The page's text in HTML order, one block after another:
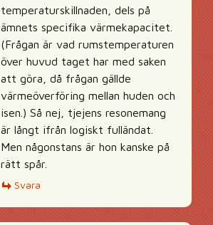
temperaturskillnaden, dels på
ämnets specifika värmekapacitet.
(Frågan är vad rumstemperaturen
över huvud taget har med saken
att göra, då frågan gällde
värmeöverföring mellan huden och
isen.) Så nej, tjejens resonemang
är långt ifrån logiskt fulländat.
Men någonstans är hon kanske på
rätt spår.
Svara